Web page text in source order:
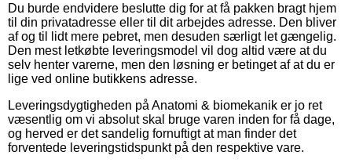
Du burde endvidere beslutte dig for at få pakken bragt hjem
til din privatadresse eller til dit arbejdes adresse. Den bliver
af og til lidt mere pebret, men desuden særligt let gængelig.
Den mest letkøbte leveringsmodel vil dog altid være at du
selv henter varerne, men den løsning er betinget af at du er
lige ved online butikkens adresse.
Leveringsdygtigheden på Anatomi & biomekanik er jo ret
væsentlig om vi absolut skal bruge varen inden for få dage,
og herved er det sandelig fornuftigt at man finder det
forventede leveringstidspunkt på den respektive vare.